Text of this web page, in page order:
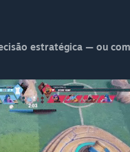
estratégica — ou